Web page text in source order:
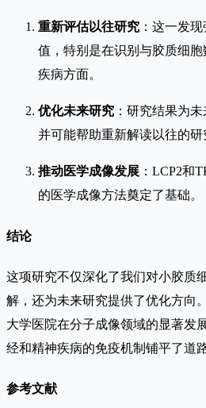
重新评估以往研究 ：这一发
值，特别是在识别与胶质细
疾病方面。
优化未来研究 ：研究结果为
并可能帮助重新解读以往的研
推动医学成像发展 ：LCP2和
的医学成像方法奠定了基础。
结论
这项研究不仅深化了我们对小胶质
解，还为未来研究提供了优化方向
大学医院在分子成像领域的显著发
经和精神疾病的免疫机制铺平了道路
参考文献